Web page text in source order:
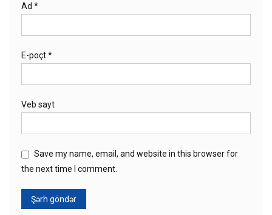
Ad *
E-poçt*
Veb sayt
Save my name, email, and website in this browser for
the next time I comment.